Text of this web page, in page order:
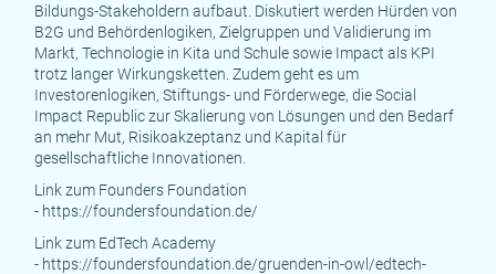
Bildungs-Stakeholdern aufbaut. Diskutiert werden Hürden von
B2G und Behördenlogiken, Zielgruppen und Validierung im
Markt, Technologie in Kita und Schule sowie Impact als KPI
trotz langer Wirkungsketten. Zudem geht es um
Investorenlogiken, Stiftungs- und Förderwege, die Social
Impact Republic zur Skalierung von Lösungen und den Bedarf
an mehr Mut, Risikoakzeptanz und Kapital für
gesellschaftliche Innovationen.
Link zum Founders Foundation
- https://foundersfoundation.de/
Link zum EdTech Academy
- https://foundersfoundation.de/gruenden-in-owl/edtech-